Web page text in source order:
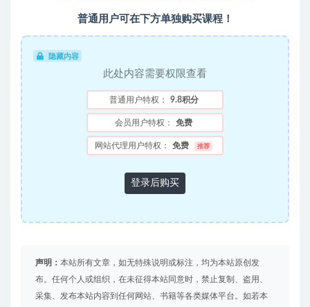
普通用户可在下方单独购买课程！
隐藏内容
此处内容需要权限查看
普通用户特权： 9.8积分
会员用户特权： 免费
网站代理用户特权： 免费 推荐
登录后购买
声明： 本站所有文章，如无特殊说明或标注，均为本站原创发
布。任何个人或组织，在未征得本站同意时，禁止复制、盗用、
采集、发布本站内容到任何网站、书籍等各类媒体平台。如若本